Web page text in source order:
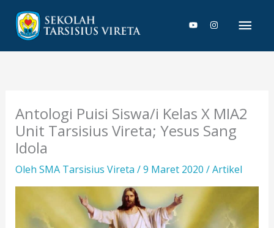
konten
Antologi Puisi Siswa/i Kelas X MIA2
Unit Tarsisius Vireta; Yesus Sang
Idola
Oleh SMA Tarsisius Vireta /9 Maret 2020 /Artikel